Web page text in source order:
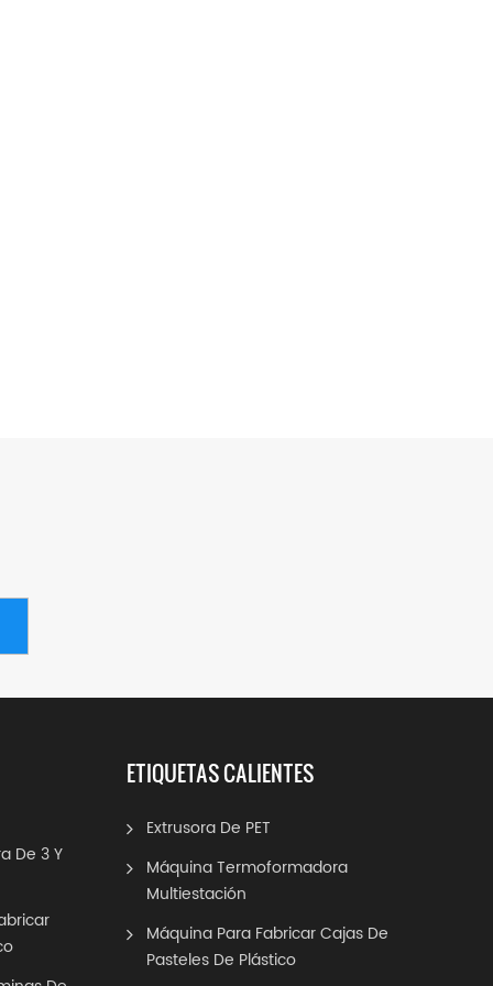
De 3 Y
ETIQUETAS CALIENTES
Extrusora De PET
Máquina Termoformadora
Multiestación
Máquina Para Fabricar Cajas De
Pasteles De Plástico